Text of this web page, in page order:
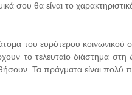
σου θα είναι το
του ευρύτερου κοινωνικού
το τελευταίο διάστημα στη
Τα πράγματα είναι πολύ